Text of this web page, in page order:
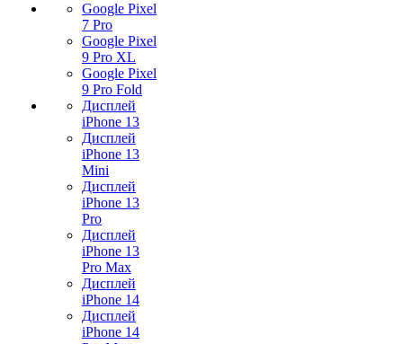
Google Pixel
7 Pro
Google Pixel
9 Pro XL
Google Pixel
9 Pro Fold
Дисплей
iPhone 13
Дисплей
iPhone 13
Mini
Дисплей
iPhone 13
Pro
Дисплей
iPhone 13
Pro Max
Дисплей
iPhone 14
Дисплей
iPhone 14